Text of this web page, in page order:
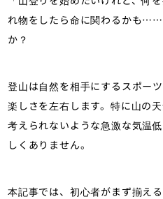
れ物をしたら命に関わるかも
か？
登山は自然を相手にするスポー
楽しさを左右します。特に山の
考えられないような急激な気温
しくありません。
本記事では、初心者がまず揃え